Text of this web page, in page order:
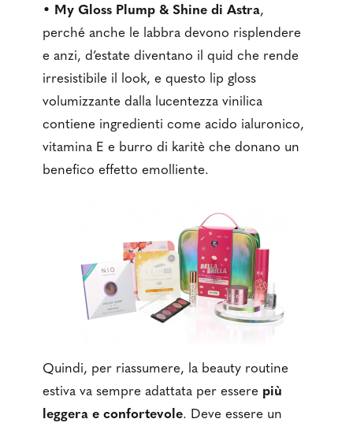
• My Gloss Plump & Shine di Astra,
perché anche le labbra devono risplendere
e anzi, d’estate diventano il quid che rende
irresistibile il look, e questo lip gloss
volumizzante dalla lucentezza vinilica
contiene ingredienti come acido ialuronico,
vitamina E e burro di karitè che donano un
benefico effetto emolliente.
Quindi, per riassumere, la beauty routine
estiva va sempre adattata per essere più
leggera e confortevole. Deve essere un